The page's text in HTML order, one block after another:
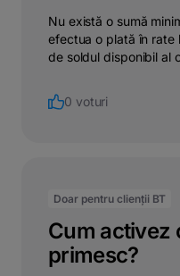
Nu există o sumă
efectua o plată în rate
de soldul disponibil al
0 voturi
Doar pentru clienții BT
Cum activez
primesc?